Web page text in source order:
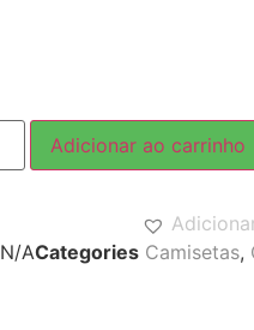
Adicionar ao carrinho
N/ACategories Camisetas,